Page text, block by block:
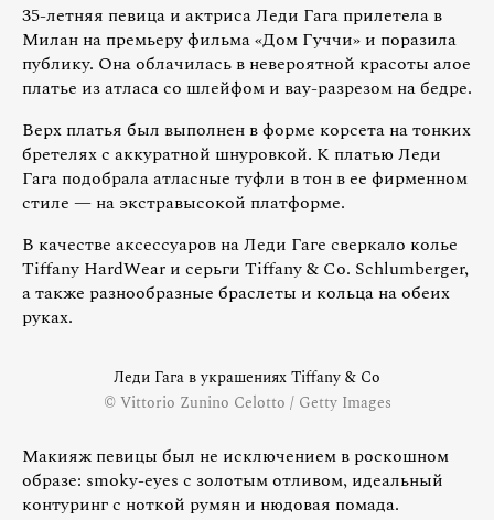
35-летняя певица и актриса Леди Гага прилетела в
Милан на премьеру фильма «Дом Гуччи» и поразила
публику. Она облачилась в невероятной красоты алое
платье из атласа со шлейфом и вау-разрезом на бедре.
Верх платья был выполнен в форме корсета на тонких
бретелях с аккуратной шнуровкой. К платью Леди
Гага подобрала атласные туфли в тон в ее фирменном
стиле — на экстравысокой платформе.
В качестве аксессуаров на Леди Гаге сверкало колье
Tiffany HardWear и серьги Tiffany & Co. Schlumberger,
а также разнообразные браслеты и кольца на обеих
руках.
Леди Гага в украшениях Tiffany & Co
© Vittorio Zunino Celotto / Getty Images
Макияж певицы был не исключением в роскошном
образе: smoky-eyes с золотым отливом, идеальный
контуринг с ноткой румян и нюдовая помада.